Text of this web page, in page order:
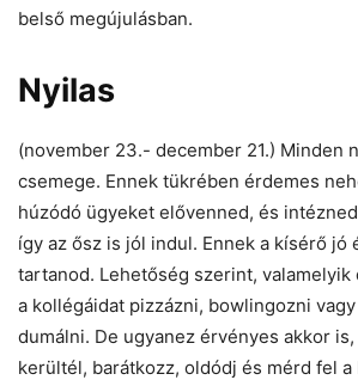
belső megújulásban.
Nyilas
(november 23.- december 21.) Minden
csemege. Ennek tükrében érdemes
húzódó ügyeket elővenned, és
így az ősz is jól indul. Ennek a kísérő jó
tartanod. Lehetőség szerint, valamelyik
a kollégáidat pizzázni, bowlingozni
dumálni. De ugyanez érvényes akkor
kerültél, barátkozz, oldódj és mérd fel